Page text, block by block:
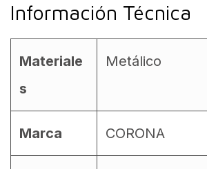
Información Técnica
Materiale
s
Metálico
Marca CORONA